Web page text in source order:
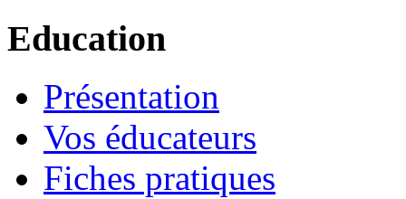
Education
Présentation
Vos éducateurs
Fiches pratiques